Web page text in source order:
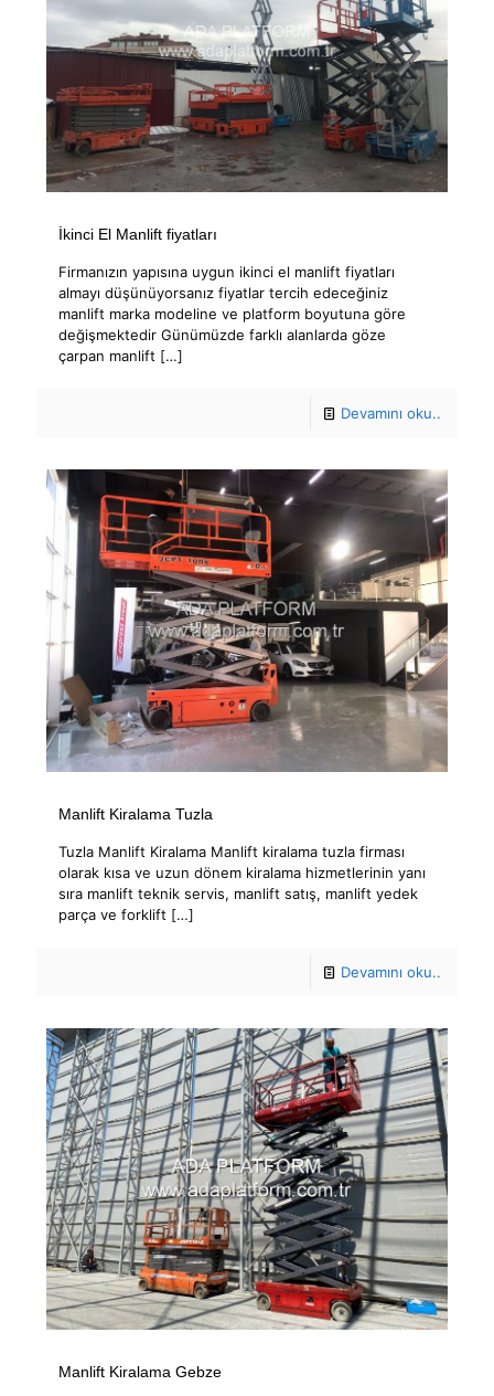
İkinci El Manlift fiyatları
Firmanızın yapısına uygun ikinci el manlift fiyatları
almayı düşünüyorsanız fiyatlar tercih edeceğiniz
manlift marka modeline ve platform boyutuna göre
değişmektedir Günümüzde farklı alanlarda göze
çarpan manlift […]
Devamını oku..
Manlift Kiralama Tuzla
Tuzla Manlift Kiralama Manlift kiralama tuzla firması
olarak kısa ve uzun dönem kiralama hizmetlerinin yanı
sıra manlift teknik servis, manlift satış, manlift yedek
parça ve forklift […]
Devamını oku..
Manlift Kiralama Gebze